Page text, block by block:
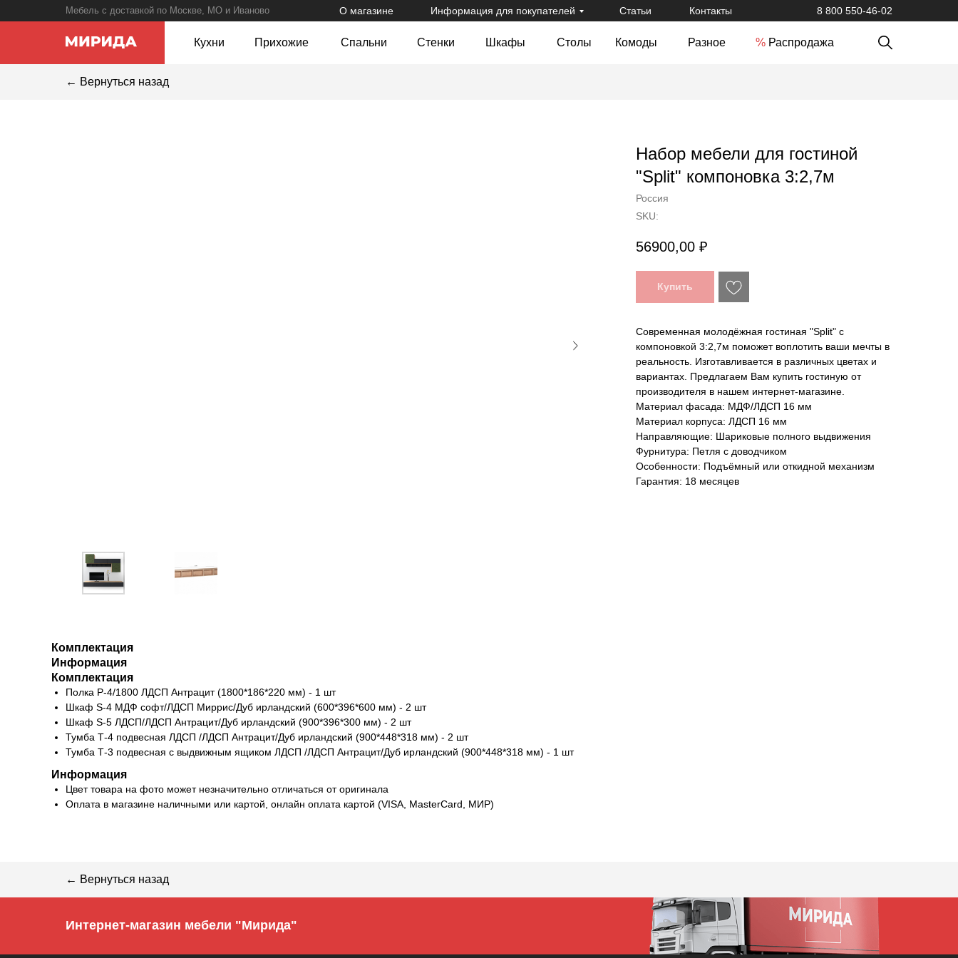
Кухни Прихожие Спальни Стенки Шкафы Столы Комоды Разное % Распродажа
Мебель с доставкой по Москве, МО и Иваново О магазине Информация для покупателей Статьи Контакты 8 800 550-46-02
← Вернуться назад
Набор мебели для гостиной
"Split" компоновка 3:2,7м
Россия
SKU:
56900,00 ₽
Купить
Современная молодёжная гостиная "Split" с
компоновкой 3:2,7м поможет воплотить ваши мечты в
реальность. Изготавливается в различных цветах и
вариантах. Предлагаем Вам купить гостиную от
производителя в нашем интернет-магазине.
Материал фасада: МДФ/ЛДСП 16 мм
Материал корпуса: ЛДСП 16 мм
Направляющие: Шариковые полного выдвижения
Фурнитура: Петля с доводчиком
Особенности: Подъёмный или откидной механизм
Гарантия: 18 месяцев
Комплектация
Информация
Комплектация
Полка Р-4/1800 ЛДСП Антрацит (1800*186*220 мм) - 1 шт
Шкаф S-4 МДФ софт/ЛДСП Миррис/Дуб ирландский (600*396*600 мм) - 2 шт
Шкаф S-5 ЛДСП/ЛДСП Антрацит/Дуб ирландский (900*396*300 мм) - 2 шт
Тумба Т-4 подвесная ЛДСП /ЛДСП Антрацит/Дуб ирландский (900*448*318 мм) - 2 шт
Тумба Т-3 подвесная с выдвижным ящиком ЛДСП /ЛДСП Антрацит/Дуб ирландский (900*448*318 мм) - 1 шт
Информация
Цвет товара на фото может незначительно отличаться от оригинала
Оплата в магазине наличными или картой, онлайн оплата картой (VISA, MasterCard, МИР)
← Вернуться назад
Интернет-магазин мебели "Мирида"